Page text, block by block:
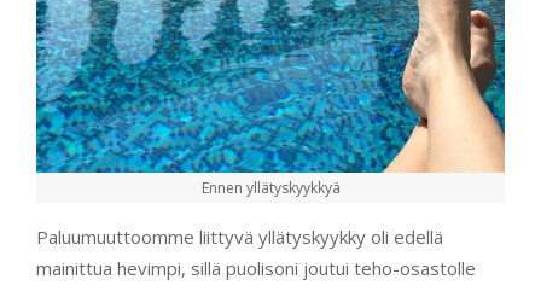
Ennen yllätyskyykkyä
Paluumuuttoomme liittyvä yllätyskyykky oli edellä
mainittua hevimpi, sillä puolisoni joutui teho-osastolle